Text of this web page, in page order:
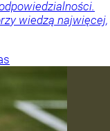
wiedzą najwięcej,